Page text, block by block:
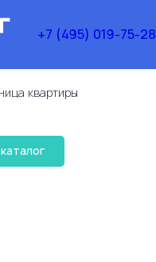
+7 (495) 019-75-28
квартиры
54.8 м